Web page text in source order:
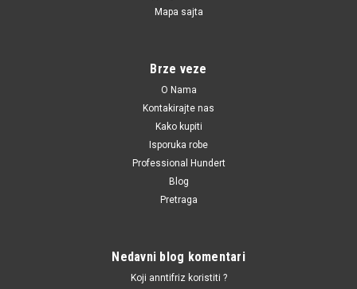
Mapa sajta
Brze veze
O Nama
Kontakirajte nas
Kako kupiti
Isporuka robe
Professional Hundert
Blog
Pretraga
Nedavni blog komentari
Koji anntifriz koristiti ?